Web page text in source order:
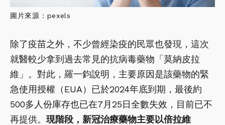
圖片來源：pexels
除了疫苗之外，不少曾經染疫的民眾也發現，這次
就醫較少拿到過去常見的抗病毒藥物「莫納皮拉
維」。對此，羅一鈞說明，主要原因是該藥物的緊
急使用授權（EUA）已於2024年底到期，最後約
500多人份庫存也已在7月25日全數失效，目前已不
再提供。 現階段，新冠治療藥物主要以倍拉維